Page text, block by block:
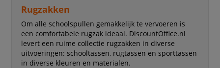
Rugzakken
Om alle schoolspullen gemakkelijk te vervoeren is
een comfortabele rugzak ideaal. DiscountOffice.nl
levert een ruime collectie rugzakken in diverse
uitvoeringen: schooltassen, rugtassen en sporttassen
in diverse kleuren en materialen.